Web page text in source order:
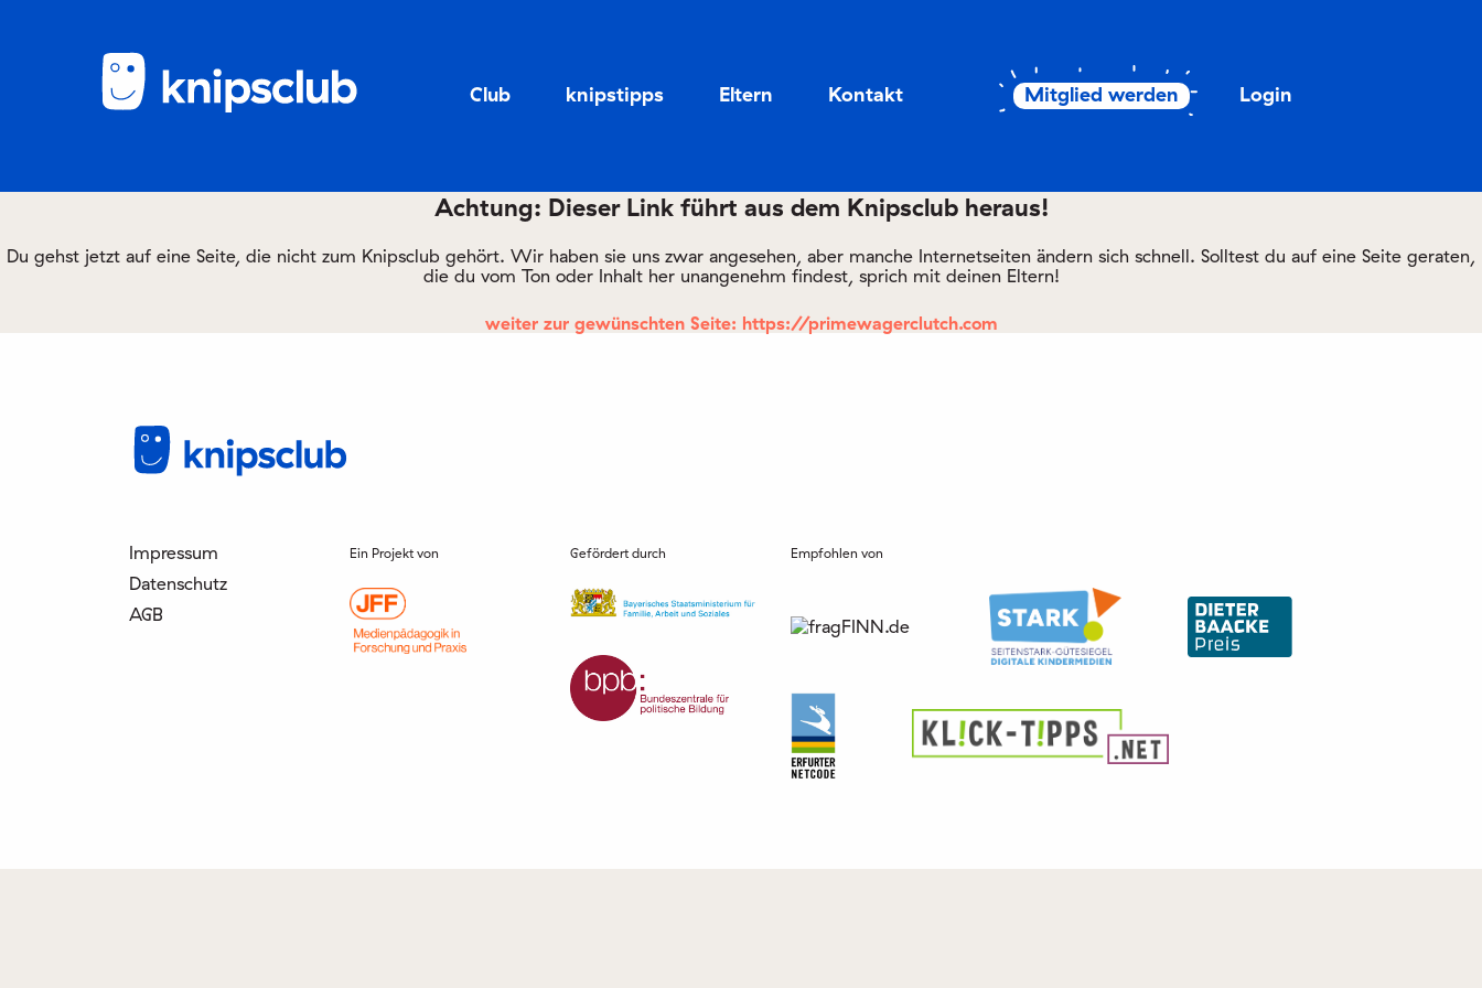
Club knipstipps Eltern Kontakt Mitglied werden Login
Achtung: Dieser Link führt aus dem Knipsclub heraus!
Du gehst jetzt auf eine Seite, die nicht zum Knipsclub gehört. Wir haben sie uns zwar angesehen, aber manche Internetseiten ändern sich schnell. Solltest du auf eine Seite geraten,
die du vom Ton oder Inhalt her unangenehm findest, sprich mit deinen Eltern!
weiter zur gewünschten Seite: https://primewagerclutch.com
Impressum
Datenschutz
AGB
Ein Projekt von Gefördert durch Empfohlen von